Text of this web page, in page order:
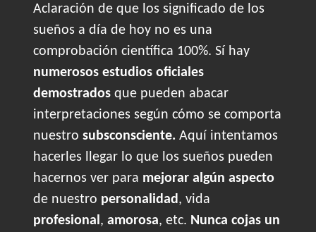
Aclaración de que los significado de los
sueños a día de hoy no es una
comprobación científica 100%. Sí hay
numerosos estudios oficiales
demostrados que pueden abacar
interpretaciones según cómo se comporta
nuestro subsconsciente. Aquí intentamos
hacerles llegar lo que los sueños pueden
hacernos ver para mejorar algún aspecto
de nuestro personalidad, vida
profesional, amorosa, etc. Nunca cojas un